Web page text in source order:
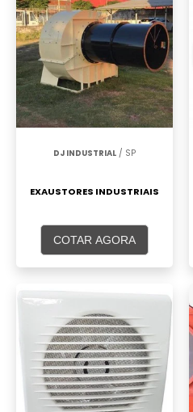
DJ INDUSTRIAL / SP
EXAUSTORES INDUSTRIAIS
COTAR AGORA